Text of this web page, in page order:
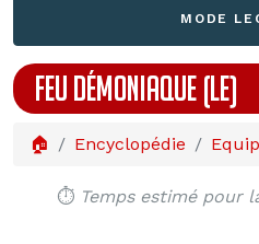
MODE
FEU DÉMONIAQUE (LE)
🏠 Encyclopédie
⏱️ Temps estimé pour